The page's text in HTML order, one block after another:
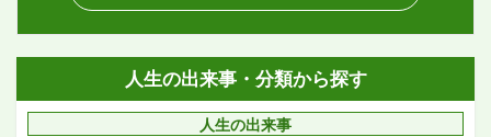
人生の出来事・分類から探す
人生の出来事